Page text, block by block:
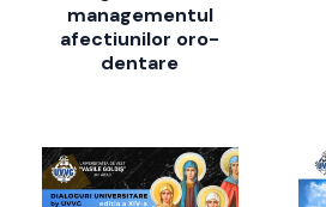
managementul
afectiunilor oro-
dentare